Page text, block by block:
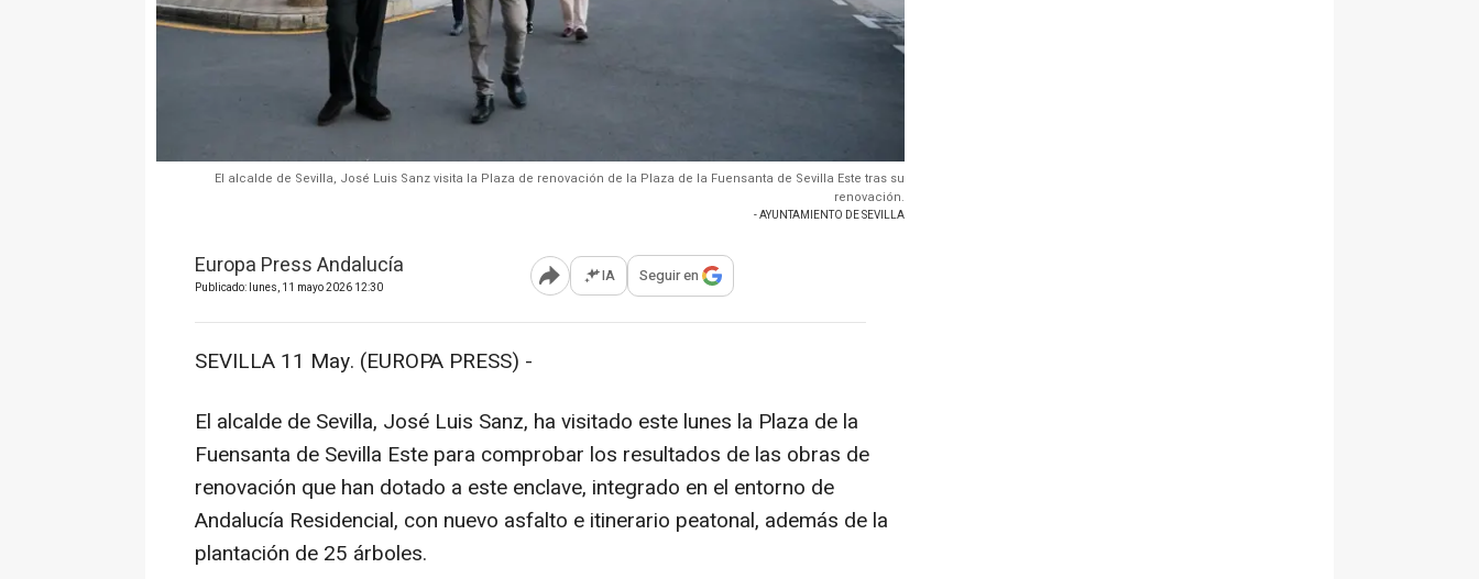
El alcalde de Sevilla, José Luis Sanz visita la Plaza de renovación de la Plaza de la Fuensanta de Sevilla Este tras su
renovación.
- AYUNTAMIENTO DE SEVILLA
Europa Press Andalucía
Publicado: lunes, 11 mayo 2026 12:30 Abrir opciones para compartir
IA Seguir en
SEVILLA 11 May. (EUROPA PRESS) -
El alcalde de Sevilla, José Luis Sanz, ha visitado este lunes la Plaza de la
Fuensanta de Sevilla Este para comprobar los resultados de las obras de
renovación que han dotado a este enclave, integrado en el entorno de
Andalucía Residencial, con nuevo asfalto e itinerario peatonal, además de la
plantación de 25 árboles.